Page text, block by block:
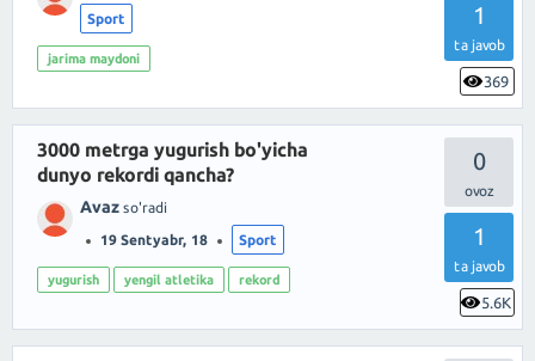
1
ta javob
369
Sport
jarima maydoni
0
1
ta javob
5.6K
3000 metrga yugurish bo'yicha
dunyo rekordi qancha?
Avaz so'radi
19 Sentyabr, 18 Sport
yugurish yengil atletika rekord